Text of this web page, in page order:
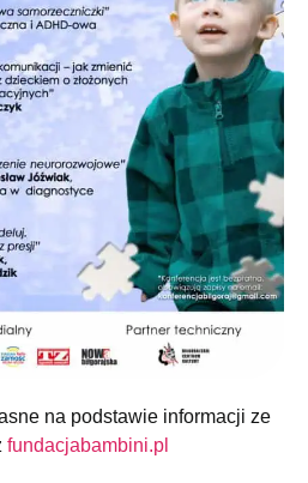
na podstawie informacji ze
fundacjabambini.pl